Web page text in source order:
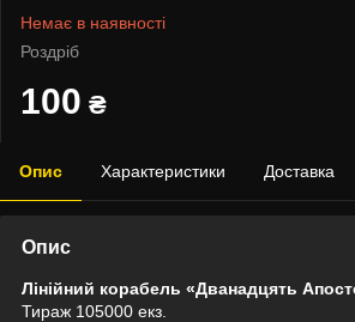
Немає в наявності
Роздріб
100 ₴
Опис Характеристики Доставка
Опис
Лінійний корабель «Дванадцять
Тираж 105000 екз.